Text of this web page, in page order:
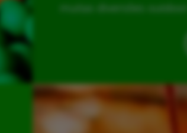
muitas diversões